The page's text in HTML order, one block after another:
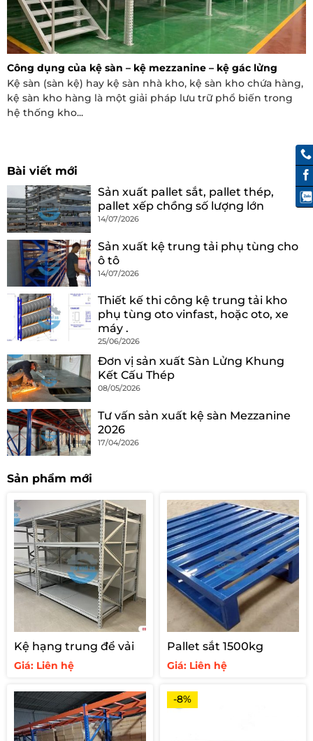
Công dụng của kệ sàn – kệ mezzanine – kệ gác lửng
Kệ sàn (sàn kệ) hay kệ sàn nhà kho, kệ sàn kho chứa hàng,
kệ sàn kho hàng là một giải pháp lưu trữ phổ biến trong
hệ thống kho...
Bài viết mới
Sản xuất pallet sắt, pallet thép,
pallet xếp chồng số lượng lớn
14/07/2026
Sản xuất kệ trung tải phụ tùng cho
ô tô
14/07/2026
Thiết kế thi công kệ trung tải kho
phụ tùng oto vinfast, hoặc oto, xe
máy .
25/06/2026
Đơn vị sản xuất Sàn Lửng Khung
Kết Cấu Thép
08/05/2026
Tư vấn sản xuất kệ sàn Mezzanine
2026
17/04/2026
Sản phẩm mới
Kệ hạng trung để vải
Giá: Liên hệ
Pallet sắt 1500kg
Giá: Liên hệ
-8%